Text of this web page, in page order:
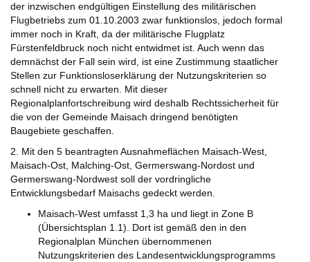
der inzwischen endgültigen Einstellung des militärischen
Flugbetriebs zum 01.10.2003 zwar funktionslos, jedoch formal
immer noch in Kraft, da der militärische Flugplatz
Fürstenfeldbruck noch nicht entwidmet ist. Auch wenn das
demnächst der Fall sein wird, ist eine Zustimmung staatlicher
Stellen zur Funktionsloserklärung der Nutzungskriterien so
schnell nicht zu erwarten. Mit dieser
Regionalplanfortschreibung wird deshalb Rechtssicherheit für
die von der Gemeinde Maisach dringend benötigten
Baugebiete geschaffen.
2. Mit den 5 beantragten Ausnahmeflächen Maisach-West,
Maisach-Ost, Malching-Ost, Germerswang-Nordost und
Germerswang-Nordwest soll der vordringliche
Entwicklungsbedarf Maisachs gedeckt werden.
Maisach-West umfasst 1,3 ha und liegt in Zone B
(Übersichtsplan 1.1). Dort ist gemäß den in den
Regionalplan München übernommenen
Nutzungskriterien des Landesentwicklungsprogramms